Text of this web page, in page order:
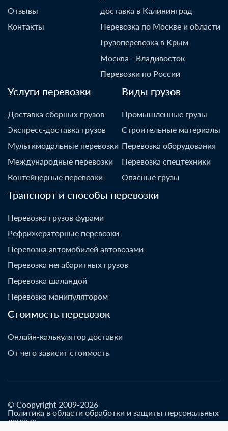
Отзывы
Контакты
доставка в Калининград
Перевозка по Москве и области
Грузоперевозка в Крым
Москва - Владивосток
Перевозки по России
Услуги перевозки
Доставка сборных грузов
Экспресс-доставка грузов
Мультимодальные перевозки
Международные перевозки
Контейнерные перевозки
Виды грузов
Промышленные грузы
Строительные материалы
Перевозка оборудования
Перевозка спецтехники
Опасные грузы
Транспорт и способы перевозки
Перевозка грузов фурами
Рефрижераторные перевозки
Перевозка автомобилей автовозами
Перевозка негабаритных грузов
Перевозка шаландой
Перевозка манипулятором
Стоимость перевозок
Онлайн-калькулятор доставки
От чего зависит стоимость
© Coopyright 2009-2026
Политика в области обработки и защиты персональных
данных